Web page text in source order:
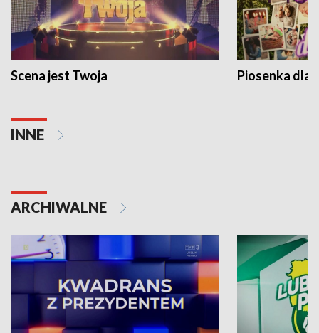
Scena jest Twoja Piosenka dla
INNE
ARCHIWALNE